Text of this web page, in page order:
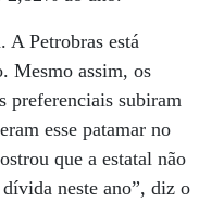
A Petrobras está
Mesmo assim, os
preferenciais subiram
esse patamar no
que a estatal não
neste ano”, diz o